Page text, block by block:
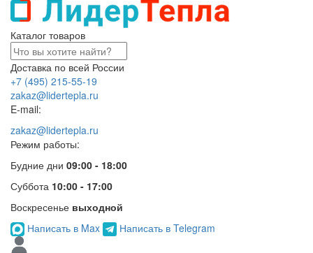
Каталог товаров
Доставка по всей России
+7 (495) 215-55-19
zakaz@lidertepla.ru
E-mail:
zakaz@lidertepla.ru
Режим работы:
Будние дни 09:00 - 18:00
Суббота 10:00 - 17:00
Воскресенье выходной
Написать в Max
Написать в Telegram